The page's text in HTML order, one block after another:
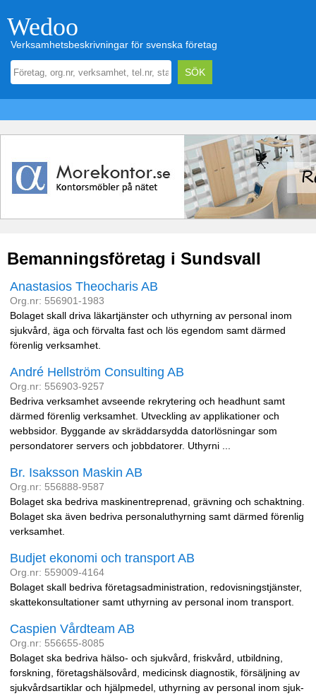
Wedoo
Verksamhetsbeskrivningar för svenska företag
Bemanningsföretag i Sundsvall
Anastasios Theocharis AB
Org.nr: 556901-1983
Bolaget skall driva läkartjänster och uthyrning av personal inom
sjukvård, äga och förvalta fast och lös egendom samt därmed
förenlig verksamhet.
André Hellström Consulting AB
Org.nr: 556903-9257
Bedriva verksamhet avseende rekrytering och headhunt samt
därmed förenlig verksamhet. Utveckling av applikationer och
webbsidor. Byggande av skräddarsydda datorlösningar som
persondatorer servers och jobbdatorer. Uthyrni ...
Br. Isaksson Maskin AB
Org.nr: 556888-9587
Bolaget ska bedriva maskinentreprenad, grävning och schaktning.
Bolaget ska även bedriva personaluthyrning samt därmed förenlig
verksamhet.
Budjet ekonomi och transport AB
Org.nr: 559009-4164
Bolaget skall bedriva företagsadministration, redovisningstjänster,
skattekonsultationer samt uthyrning av personal inom transport.
Caspien Vårdteam AB
Org.nr: 556655-8085
Bolaget ska bedriva hälso- och sjukvård, friskvård, utbildning,
forskning, företagshälsovård, medicinsk diagnostik, försäljning av
sjukvårdsartiklar och hjälpmedel, uthyrning av personal inom sjuk-